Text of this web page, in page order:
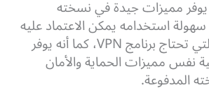
برنامج Hide me يوفر مميزات جيدة في نسخته
استخدامه يمكن الاعتماد عليه
في أغلب المهام التي تحتاج برنامج VPN، كما أنه يوفر
نفس مميزات الحماية والأمان
المدفوعة.